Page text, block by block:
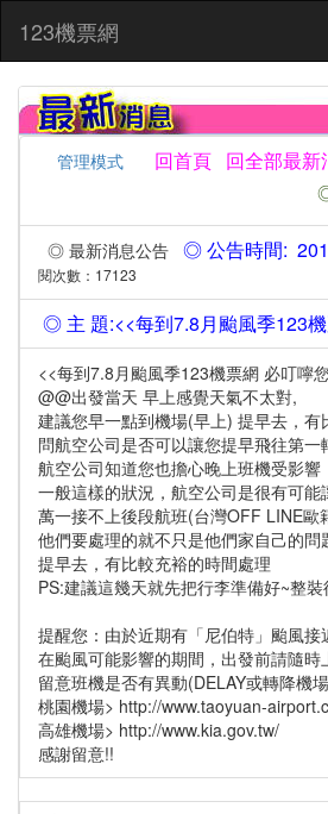
123機票網
管理模式 回首頁 回全部最新
◎ 最新消息公告 ◎ 公告時間:
閱次數：17123
◎ 主 題:<<每到7.8月颱風季123
<<每到7.8月颱風季123機票網 必叮嚀
@@出發當天 早上感覺天氣不太對,
建議您早一點到機場(早上) 提早去，有
問航空公司是否可以讓您提早飛往第一
航空公司知道您也擔心晚上班機受影響
一般這樣的狀況，航空公司是很有可能
萬一接不上後段航班(台灣OFF LINE歐
他們要處理的就不只是他們家自己的問
提早去，有比較充裕的時間處理
PS:建議這幾天就先把行李準備好~整裝
提醒您：由於近期有「尼伯特」颱風接
在颱風可能影響的期間，出發前請隨
留意班機是否有異動(DELAY或轉降機
桃園機場> http://www.taoyuan-
高雄機場> http://www.kia.gov.tw/
感謝留意!!